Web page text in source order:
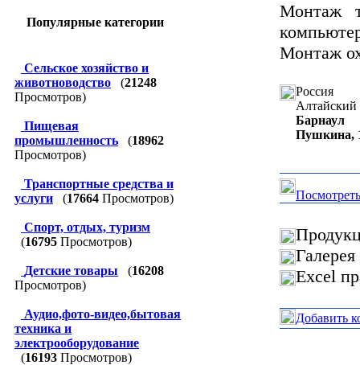
Популярные категории
Сельское хозяйство и
животноводство
(21248
Просмотров)
Пищевая
промышленность
(18962
Просмотров)
Транспортные средства и
услуги
(17664 Просмотров)
Спорт, отдых, туризм
(16795 Просмотров)
Детские товары (16208
Просмотров)
Аудио,фото-видео,бытовая
техника и
электрооборудование
(16193 Просмотров)
Монтаж
Монтаж
Россия
Алтайский
Барнаул
Пушкина,
Excel
Добавить